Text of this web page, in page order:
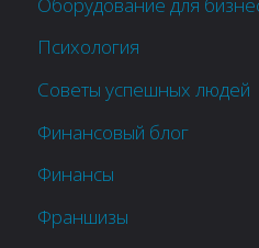
Психология
Советы успешных людей
Финансовый блог
Финансы
Франшизы